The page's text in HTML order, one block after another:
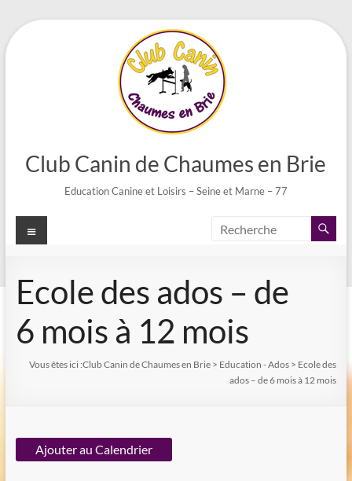
Aller
au
Club Canin de Chaumes en Brie
Education Canine et Loisirs – Seine et Marne – 77
Menu
Ecole des ados – de
6 mois à 12 mois
Vous êtes ici :Club Canin de Chaumes en Brie > Education - Ados > Ecole des
ados – de 6 mois à 12 mois
Ajouter au Calendrier